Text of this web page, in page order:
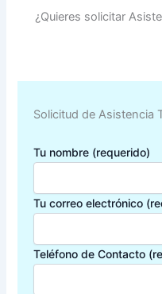
¿Quieres solicitar
Solicitud de Asistencia
Tu nombre (requerido)
Tu correo electrónico
Teléfono de Contacto